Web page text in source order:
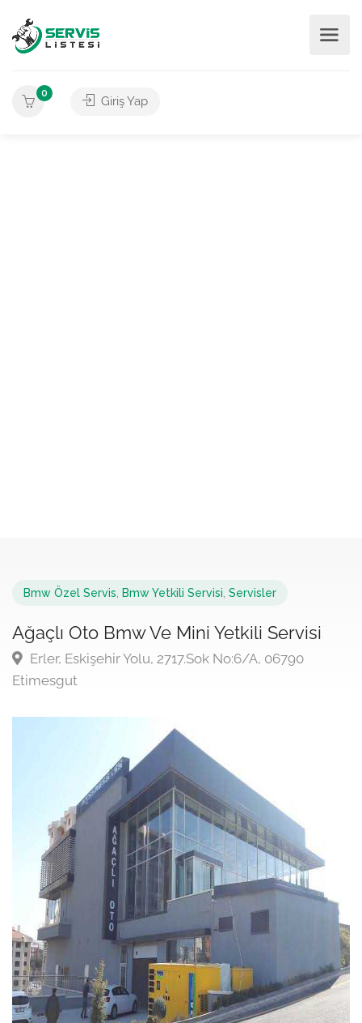
0
Giriş Yap
Bmw Özel Servis Bmw Yetkili Servisi Servisler
Ağaçlı Oto Bmw Ve Mini Yetkili Servisi
Erler, Eskişehir Yolu, 2717.Sok No:6/A, 06790
Etimesgut